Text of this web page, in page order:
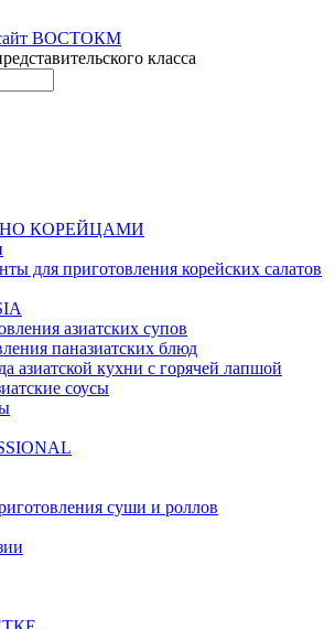
класса
КОРЕЙЦАМИ
для приготовления корейских салатов
азиатских супов
паназиатских блюд
азиатской кухни с горячей лапшой
соусы
суши и роллов